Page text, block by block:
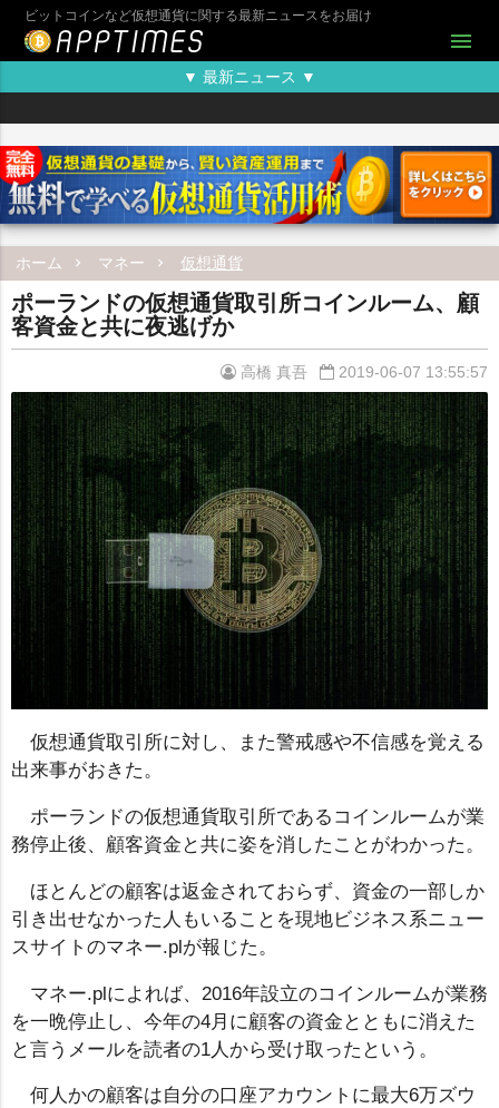
ビットコインなど仮想通貨に関する最新ニュースをお届け
menu
▼ 最新ニュース ▼
ホーム マネー 仮想通貨
ポーランドの仮想通貨取引所コインルーム、顧
客資金と共に夜逃げか
高橋 真吾 2019-06-07 13:55:57
仮想通貨取引所に対し、また警戒感や不信感を覚える
出来事がおきた。
ポーランドの仮想通貨取引所であるコインルームが業
務停止後、顧客資金と共に姿を消したことがわかった。
ほとんどの顧客は返金されておらず、資金の一部しか
引き出せなかった人もいることを現地ビジネス系ニュー
スサイトのマネー.plが報じた。
マネー.plによれば、2016年設立のコインルームが業務
を一晩停止し、今年の4月に顧客の資金とともに消えた
と言うメールを読者の1人から受け取ったという。
何人かの顧客は自分の口座アカウントに最大6万ズウ